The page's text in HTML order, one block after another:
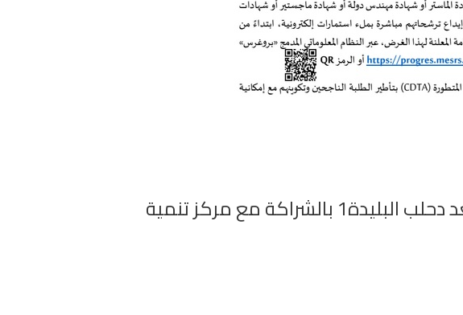
مسابقة استثنائية للدكتوراه جامعة سعد دحلب البليدة1 بالشراكة مع مركز تنمية